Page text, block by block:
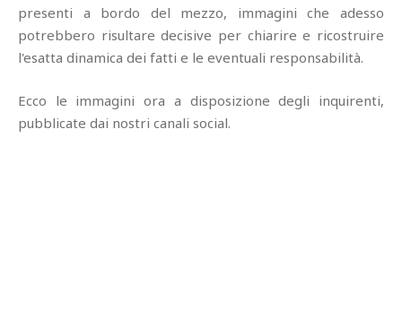
presenti a bordo del mezzo, immagini che adesso
potrebbero risultare decisive per chiarire e ricostruire
l'esatta dinamica dei fatti e le eventuali responsabilità.
Ecco le immagini ora a disposizione degli inquirenti,
pubblicate dai nostri canali social.